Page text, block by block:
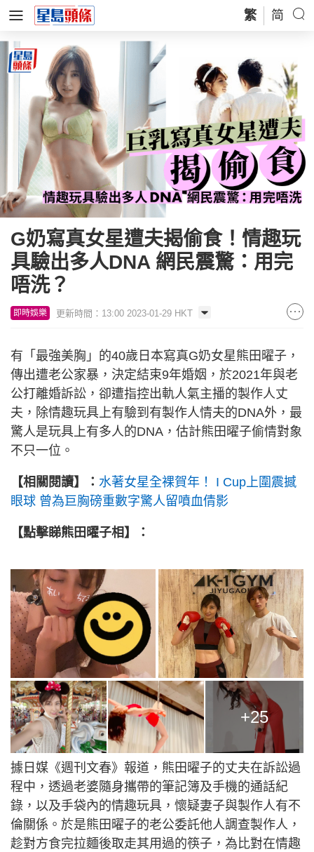
繁 简
G奶寫真女星遭夫揭偷食！情趣玩
具驗出多人DNA 網民震驚：用完
唔洗？
即時娛樂 更新時間：13:00 2023-01-29 HKT
有「最強美胸」的40歲日本寫真G奶女星熊田曜子，
傳出遭老公家暴，決定結束9年婚姻，於2021年與老
公打離婚訴訟，卻遭指控出軌人氣主播的製作人丈
夫，除情趣玩具上有驗到有製作人情夫的DNA外，最
驚人是玩具上有多人的DNA，估計熊田曜子偷情對象
不只一位。
【相關閱讀】： 水著女星全裸賀年！ I Cup上圍震撼
眼球 曾為巨胸磅重數字驚人留噴血倩影
【點擊睇熊田曜子相】：
+25
據日媒《週刊文春》報道，熊田曜子的丈夫在訴訟過
程中，透過老婆隨身攜帶的筆記簿及手機的通話紀
錄，以及手袋內的情趣玩具，懷疑妻子與製作人有不
倫關係。於是熊田曜子的老公委託他人調查製作人，
趁對方食完拉麵後取走其用過的筷子，為比對在情趣